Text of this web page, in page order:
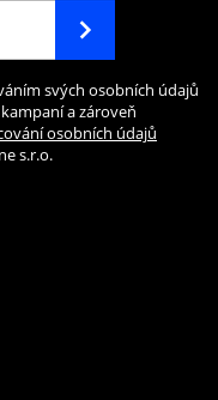
svých osobních údajů
a zároveň
osobních údajů
s.r.o.